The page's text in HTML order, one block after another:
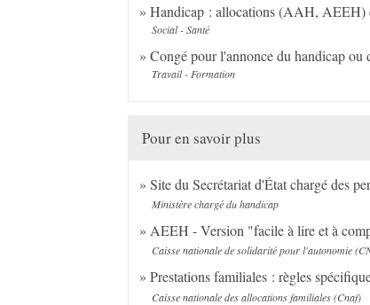
Handicap : allocations (AAH, AEEH)
Social - Santé
Congé pour l'annonce du handicap ou
Travail - Formation
Pour en savoir plus
Site du Secrétariat d'État chargé des
Ministère chargé du handicap
AEEH - Version "facile à lire et à
Caisse nationale de solidarité pour l'autonomie
Prestations familiales : règles
Caisse nationale des allocations familiales (Cnaf)